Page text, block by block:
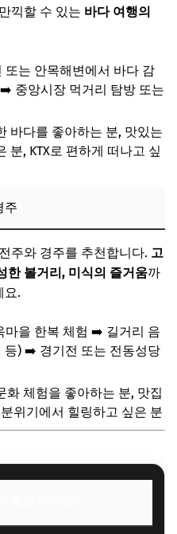
끽할 수 있는 바다 여행의
또는 안목해변에서 바다 감
중앙시장 먹거리 탐방 또는
바다를 좋아하는 분, 맛있는
분, KTX로 편하게 떠나고 싶
주
주와 경주를 추천합니다. 고
한 볼거리, 미식의 즐거움까
요.
마을 한복 체험 ➡️ 길거리 음
등) ➡️ 경기전 또는 전동성당
화 체험을 좋아하는 분, 맛집
위기에서 힐링하고 싶은 분